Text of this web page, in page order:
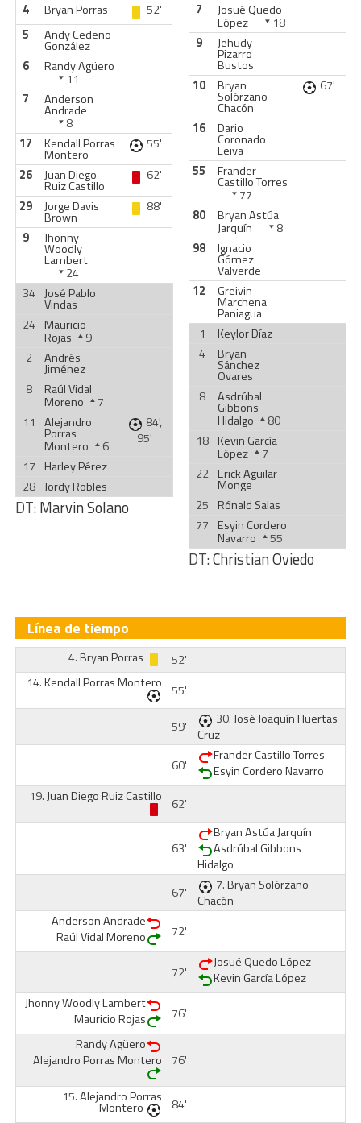
4
Bryan Porras
52'
5
Andy Cedeño
González
6
Randy Agüero
11
7
Anderson
Andrade
8
17
Kendall Porras
Montero
55'
26
Juan Diego
Ruiz Castillo
62'
29
Jorge Davis
Brown
88'
9
Jhonny
Woodly
Lambert
24
34 José Pablo
Vindas
24 Mauricio
Rojas
9
2
Andrés
Jiménez
8
Raúl Vidal
Moreno
7
11 Alejandro
Porras
Montero 6
84',
95'
17 Harley Pérez
28 Jordy Robles
DT:Marvin Solano
7
Josué Quedo
López
18
9
Jehudy
Pizarro
Bustos
10
Bryan
Solórzano
Chacón
67'
16 Dario
Coronado
Leiva
55
Frander
Castillo Torres
77
80
Bryan Astúa
Jarquín
8
98
Ignacio
Gómez
Valverde
12
Greivin
Marchena
Paniagua
1
Keylor Díaz
4
Bryan
Sánchez
Ovares
8
Asdrúbal
Gibbons
Hidalgo
80
18 Kevin García
López
7
22 Erick Aguilar
Monge
25 Rónald Salas
77 Esyin Cordero
Navarro 55
DT:Christian Oviedo
Línea de tiempo
4.Bryan Porras
52'
14.Kendall Porras Montero 55'
59' 30.José Joaquín Huertas
Cruz
60'
Frander Castillo Torres
Esyin Cordero Navarro
19.Juan Diego Ruiz Castillo 62'
63'
Bryan Astúa Jarquín
Asdrúbal Gibbons
Hidalgo
67'
7.Bryan Solórzano
Chacón
Anderson Andrade
Raúl Vidal Moreno
72'
72'
Josué Quedo López
Kevin García López
Jhonny Woodly Lambert
Mauricio Rojas
76'
Randy Agüero
Alejandro Porras Montero
76'
15.Alejandro Porras
Montero
84'